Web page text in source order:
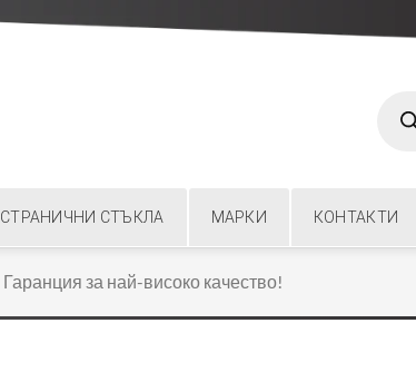
search
СТРАНИЧНИ СТЪКЛА МАРКИ КОНТАКТИ
Гаранция за най-високо качество!